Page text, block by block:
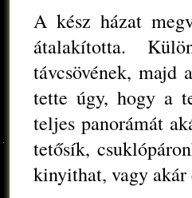
A kész házat
átalakította.
távcsövének, majd
tette úgy, hogy a
teljes panorámát
tetősík,
kinyithat, vagy akár